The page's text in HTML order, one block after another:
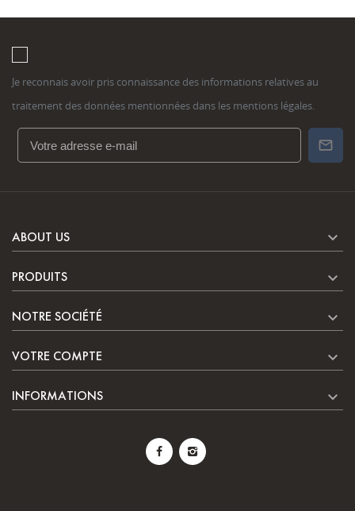
Je reconnais avoir pris connaissance des informations relatives au
traitement des données mentionnées dans les mentions légales.
ABOUT US 
PRODUITS 
NOTRE SOCIÉTÉ 
VOTRE COMPTE 
INFORMATIONS 